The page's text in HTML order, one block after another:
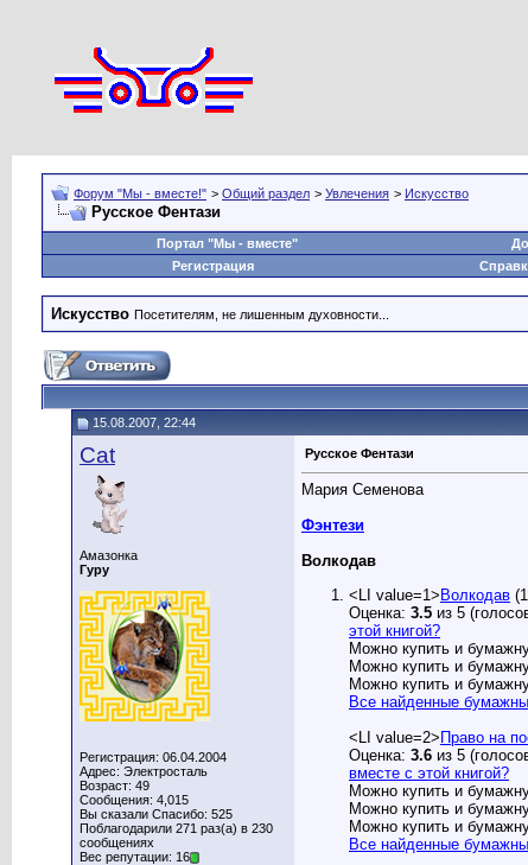
Форум "Мы - вместе!" > Общий раздел > Увлечения > Искусство
Русское Фентази
Портал "Мы - вместе"
Регистрация
Искусство Посетителям, не лишенным духовности...
15.08.2007, 22:44
Cat
Амазонка
Гуру
Регистрация: 06.04.2004
Адрес: Электросталь
Возраст: 49
Сообщения: 4,015
Вы сказали Спасибо: 525
Поблагодарили 271 раз(а) в 230
сообщениях
Вес репутации: 16
Русское Фентази
Мария Семенова
Фэнтези
Волкодав
<LI value=1>Волкодав
Оценка: 3.5 из 5
этой книгой?
Можно купить и
Можно купить и
Можно купить и
Все найденные
<LI value=2>Право на
Оценка: 3.6 из 5
вместе с этой книгой?
Можно купить и
Можно купить и
Можно купить и
Все найденные